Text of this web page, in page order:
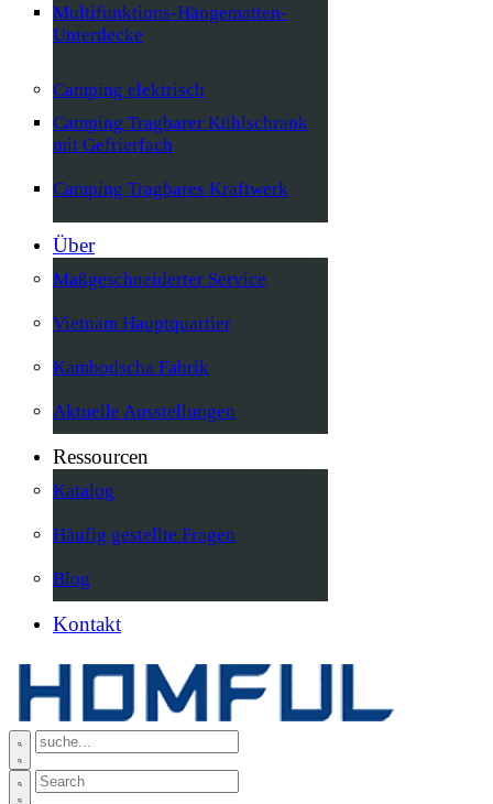
Multifunktions-Hängematten-
Unterdecke
Camping elektrisch
Camping Tragbarer Kühlschrank
mit Gefrierfach
Camping Tragbares Kraftwerk
Über
Maßgeschneiderter Service
Vietnam Hauptquartier
Kambodscha Fabrik
Aktuelle Ausstellungen
Ressourcen
Katalog
Häufig gestellte Fragen
Blog
Kontakt